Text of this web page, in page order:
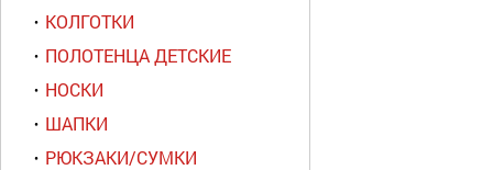
КОЛГОТКИ
ПОЛОТЕНЦА ДЕТСКИЕ
НОСКИ
ШАПКИ
РЮКЗАКИ/СУМКИ